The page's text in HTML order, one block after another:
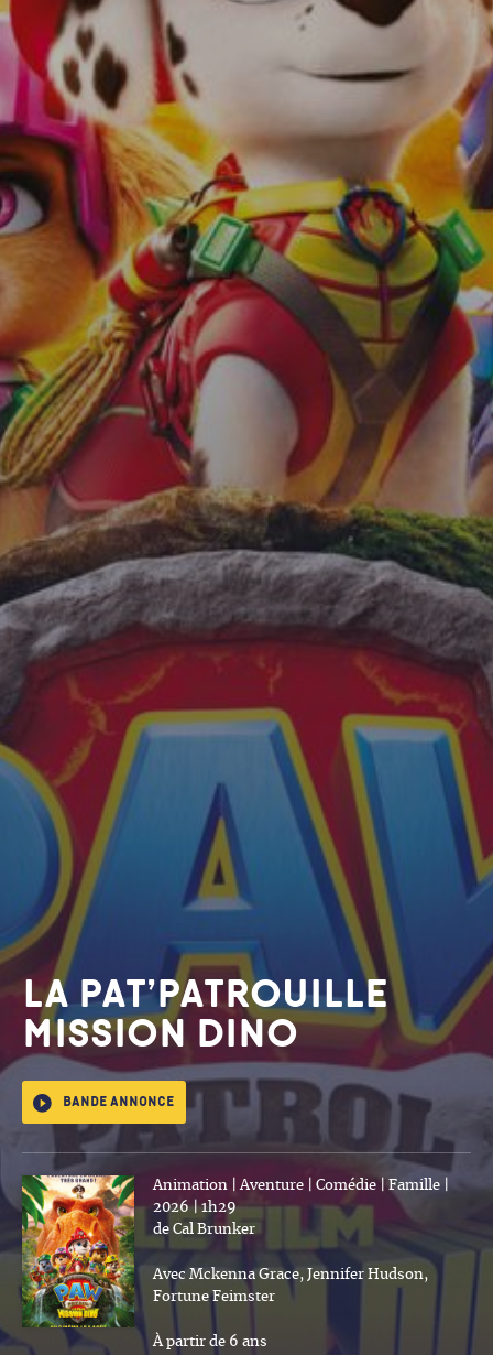
LA PAT’PATROUILLE
MISSION DINO
Bande annonce
Animation | Aventure | Comédie | Famille |
2026 | 1h29
de Cal Brunker
Avec Mckenna Grace, Jennifer Hudson,
Fortune Feimster
À partir de 6 ans